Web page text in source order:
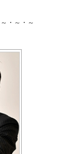
・～・～